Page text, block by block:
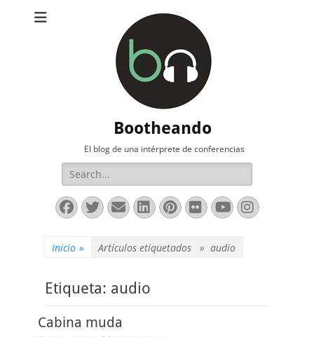
Bootheando
El blog de una intérprete de conferencias
Buscar:
Facebook
Twitter
Correo
electrónico
LinkedIn
Pinterest
FlickrYouTube
Inicio » Artículos etiquetados » audio
Etiqueta: audio
Cabina muda